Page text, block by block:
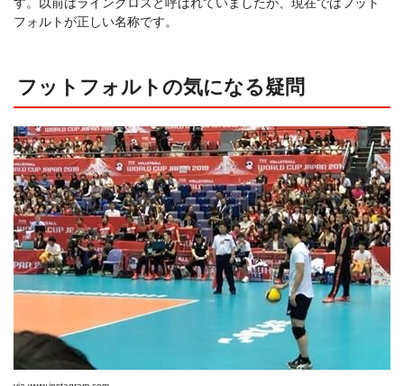
フォルトが正しい名称です。
フットフォルトの気になる疑問